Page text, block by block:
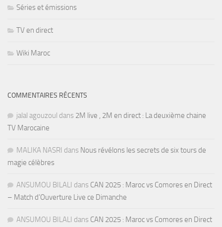
Séries et émissions
TV en direct
Wiki Maroc
COMMENTAIRES RÉCENTS
jalal agouzoul dans 2M live , 2M en direct : La deuxième chaine
TV Marocaine
MALIKA NASRI dans Nous révélons les secrets de six tours de
magie célèbres
ANSUMOU BILALI dans CAN 2025 : Maroc vs Comores en Direct
– Match d’Ouverture Live ce Dimanche
ANSUMOU BILALI dans CAN 2025 : Maroc vs Comores en Direct